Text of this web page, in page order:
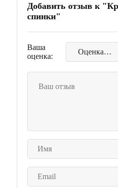
Добавить отзыв к
спинки"
Ваша
оценка: